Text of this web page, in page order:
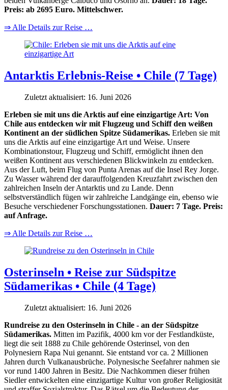
Preis: ab 2695 Euro. Mittelschwer.
⇒ Alle Details zur Reise …
Antarktis Erlebnis-Reise • Chile (7 Tage)
Zuletzt aktualisiert: 16. Juni 2026
Erleben sie mit uns die Arktis auf eine einzigartige Art: Von
Chile aus entdecken wir mit Flugzeug und Schiff den weißen
Kontinent an der südlichen Spitze Südamerikas. Erleben sie mit
uns die Arktis auf eine einzigartige Art und Weise. Unsere
Kombinationstour, Flugzeug und Schiff, ermöglicht ihnen den
weißen Kontinent aus verschiedenen Blickwinkeln zu entdecken.
Aus der Luft, beim Flug von Punta Arenas auf die Insel Rey Jorge.
Zu Wasser während der darauffolgenden Kreuzfahrt zwischen den
zahlreichen Inseln der Antarktis und zu Lande. Denn
selbstverständlich fügen wir zahlreiche Landgänge ein, ebenso wie
Besuche verschiedener Forschungsstationen. Dauer: 7 Tage. Preis:
auf Anfrage.
⇒ Alle Details zur Reise …
Osterinseln • Reise zur Südspitze
Südamerikas • Chile (4 Tage)
Zuletzt aktualisiert: 16. Juni 2026
Rundreise zu den Osterinseln in Chile - an der Südspitze
Südamerikas. Mitten im Pazifik, 4000 km vor der Festlandküste,
liegt die seit 1888 zu Chile gehörende Osterinsel, von den
Polynesiern Rapa Nui genannt. Sie entstand vor ca. 2 Millionen
Jahren durch Vulkanausbrüche. Polynesische Seefahrer nahmen sie
vor rund 1400 Jahren in Besitz. Die Nachkommen dieser frühen
Siedler entwickelten eine einzigartige Kultur von großer Religiosität